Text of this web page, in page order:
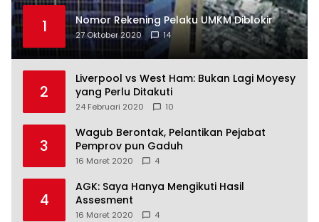
1 Nomor Rekening Pelaku UMKM Diblokir
27 Oktober 2020 14
2
Liverpool vs West Ham: Bukan Lagi Moyesy
yang Perlu Ditakuti
24 Februari 2020 10
3
Wagub Berontak, Pelantikan Pejabat
Pemprov pun Gaduh
16 Maret 2020 4
4
AGK: Saya Hanya Mengikuti Hasil
Assesment
16 Maret 2020 4